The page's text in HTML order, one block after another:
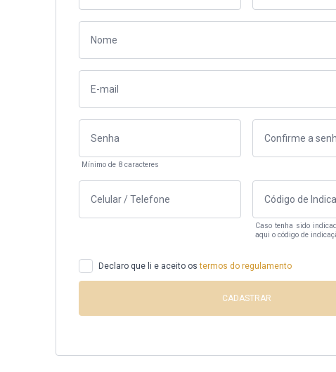
Mínimo de 8 caracteres
Caso tenha sido
aqui o código de
Declaro que li e aceito ostermos do regulamento
CADASTRAR